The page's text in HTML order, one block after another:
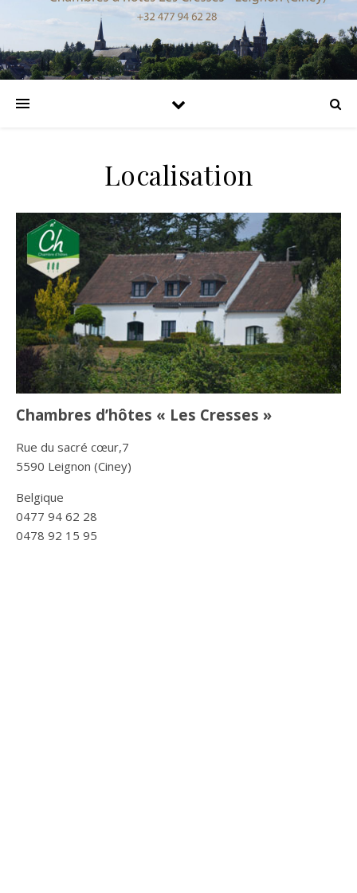
Localisation
Chambres d’hôtes « Les Cresses »
Rue du sacré cœur,7
5590 Leignon (Ciney)
Belgique
0477 94 62 28
0478 92 15 95